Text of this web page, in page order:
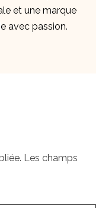
et une marque
avec passion.
Les champs